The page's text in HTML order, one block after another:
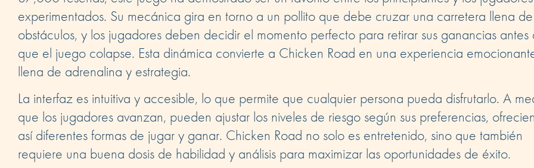
experimentados. Su mecánica gira en torno a un pollito que debe cruzar una carretera llena de
obstáculos, y los jugadores deben decidir el momento perfecto para retirar sus ganancias antes
que el juego colapse. Esta dinámica convierte a Chicken Road en una experiencia
llena de adrenalina y estrategia.
La interfaz es intuitiva y accesible, lo que permite que cualquier persona pueda disfrutarlo. A
que los jugadores avanzan, pueden ajustar los niveles de riesgo según sus preferencias,
así diferentes formas de jugar y ganar. Chicken Road no solo es entretenido, sino que también
requiere una buena dosis de habilidad y análisis para maximizar las oportunidades de éxito.